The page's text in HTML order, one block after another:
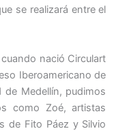
se realizará entre el
nació Circulart
Iberoamericano de
Medellín, pudimos
como Zoé, artistas
de Fito Páez y Silvio